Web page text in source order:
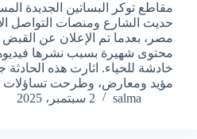
مقاطع توكر البساتين الجديدة
حديث الشارع ومنصات التواصل
مصر، بعدما تم الإعلان عن
محتوى شهيرة بسبب نشرها
خادشة للحياء. اثارت هذه الحادثة
مؤيد ومعارض، وطرحت
salma
2 سبتمبر، 2025